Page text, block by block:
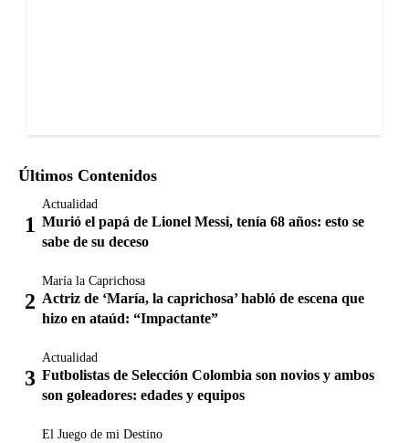
Últimos Contenidos
Actualidad
Murió el papá de Lionel Messi, tenía 68 años: esto se
sabe de su deceso
María la Caprichosa
Actriz de ‘María, la caprichosa’ habló de escena que
hizo en ataúd: “Impactante”
Actualidad
Futbolistas de Selección Colombia son novios y ambos
son goleadores: edades y equipos
El Juego de mi Destino